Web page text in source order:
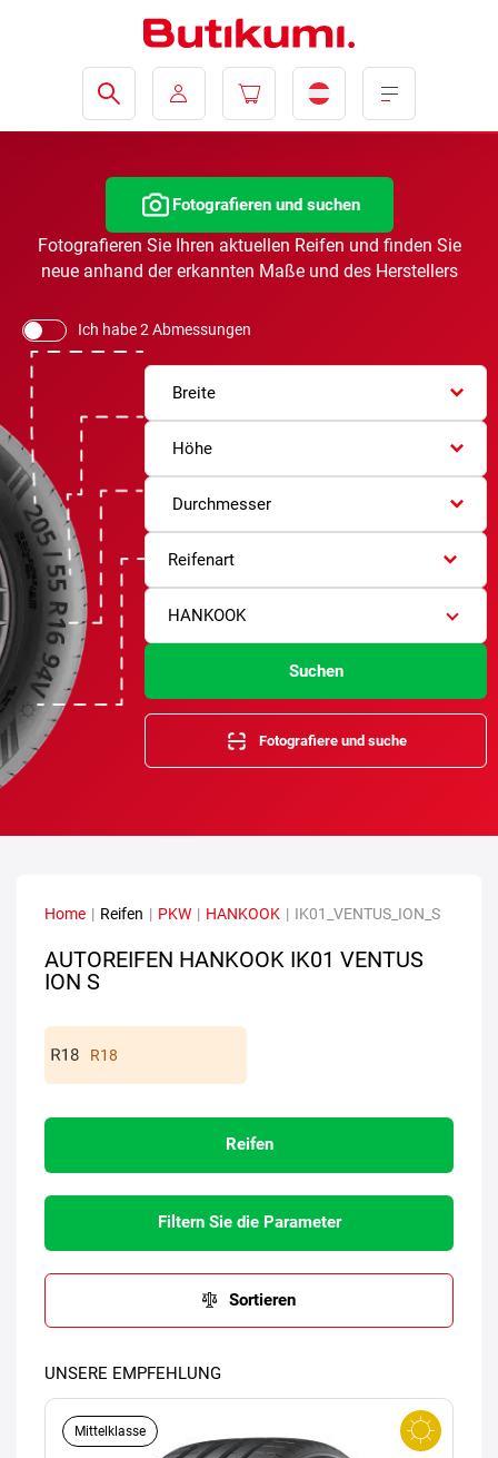
Fotografieren und suchen
Fotografieren Sie Ihren aktuellen Reifen und finden Sie
neue anhand der erkannten Maße und des Herstellers
Ich habe 2 Abmessungen
Breite
Höhe
Durchmesser
Reifenart
HANKOOK
Suchen
Fotografiere und suche
Home | Reifen | PKW | HANKOOK | IK01_VENTUS_ION_S
AUTOREIFEN HANKOOK IK01 VENTUS
ION S
R18
Reifen
Filtern Sie die Parameter
Sortieren
UNSERE EMPFEHLUNG
Mittelklasse